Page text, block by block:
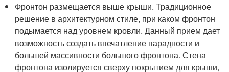
Фронтон размещается выше крыши. Традиционное
решение в архитектурном стиле, при каком фронтон
подымается над уровнем кровли. Данный прием дает
возможность создать впечатление парадности и
большей массивности большого фронтона. Стена
фронтона изолируется сверху покрытием для крыши,